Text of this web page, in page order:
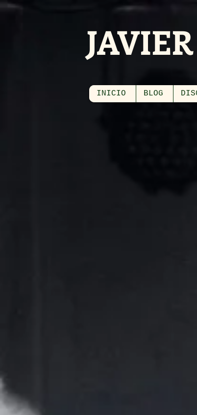
INICIO BLOG